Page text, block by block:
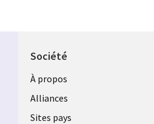
Société
À propos
Alliances
Sites pays